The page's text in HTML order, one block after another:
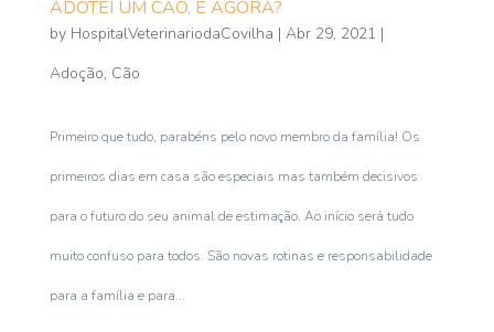
ADOTEI UM CÃO, E AGORA?
by HospitalVeterinariodaCovilha | Abr 29, 2021 |
Adoção, Cão
Primeiro que tudo, parabéns pelo novo membro da família! Os
primeiros dias em casa são especiais mas também decisivos
para o futuro do seu animal de estimação. Ao início será tudo
muito confuso para todos. São novas rotinas e responsabilidade
para a família e para...